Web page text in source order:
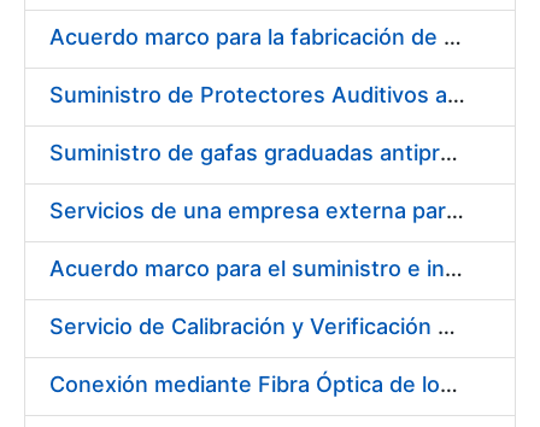
Acuerdo marco para la fabricación de piezas
Suministro de Protectores Auditivos a medida para las personas trabajadoras de los Centros de Trabajo de Madrid y Burgos
Suministro de gafas graduadas antiproyecciones para los trabajadores de la FNMT-RCM en los centros de trabajo de Madrid y Burgos
Servicios de una empresa externa para el asesoramiento y resolución de los recursos de alzada que se presentan relacionados con procesos de selección para la FNMT-RCM
Acuerdo marco para el suministro e instalación de persianas, estores y otros complementos
Servicio de Calibración y Verificación Externa de los Equipos de Medición del Servicio de Prevención de la FNMT-RCM
Conexión mediante Fibra Óptica de los Centros de Proceso de Datos (CPDs) de las sedes de la FNMT-RCM de Burgos y Madrid